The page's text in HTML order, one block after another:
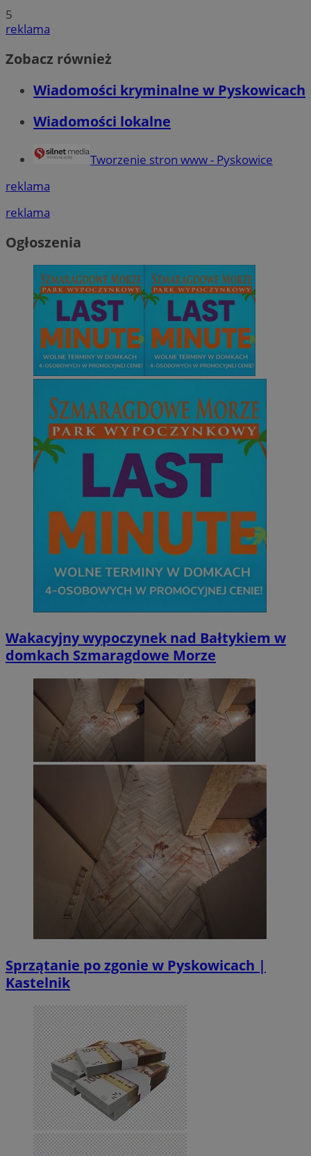
5
reklama
Zobacz również
Wiadomości kryminalne w Pyskowicach
Wiadomości lokalne
Tworzenie stron www - Pyskowice
reklama
reklama
Ogłoszenia
Wakacyjny wypoczynek nad Bałtykiem w
domkach Szmaragdowe Morze
Sprzątanie po zgonie w Pyskowicach |
Kastelnik